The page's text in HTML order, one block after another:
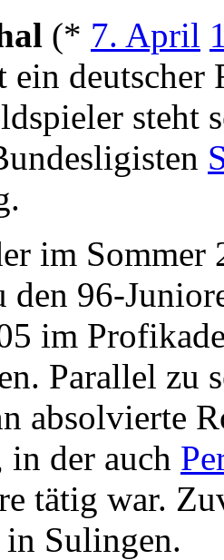
(* 7. April
ein deutscher
steht
im
den 96-
im
Parallel zu
absolvierte
der auch
tätig war.
Sulingen.